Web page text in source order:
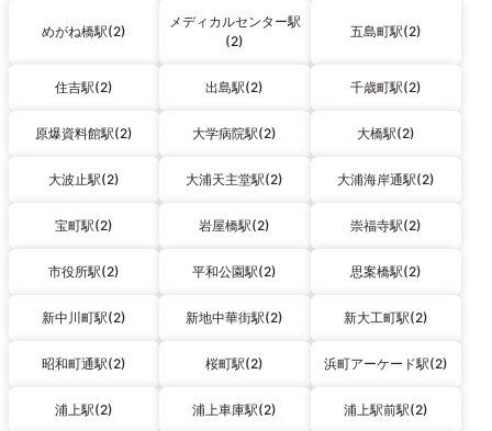
めがね橋駅(2)
メディカルセンター駅
(2)
五島町駅(2)
住吉駅(2) 出島駅(2) 千歳町駅(2)
原爆資料館駅(2) 大学病院駅(2) 大橋駅(2)
大波止駅(2) 大浦天主堂駅(2) 大浦海岸通駅(2)
宝町駅(2) 岩屋橋駅(2) 崇福寺駅(2)
市役所駅(2) 平和公園駅(2) 思案橋駅(2)
新中川町駅(2) 新地中華街駅(2) 新大工町駅(2)
昭和町通駅(2) 桜町駅(2) 浜町アーケード駅(2)
浦上駅(2) 浦上車庫駅(2) 浦上駅前駅(2)